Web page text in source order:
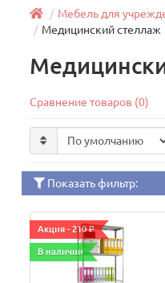
Мебель для
Медицинский стеллаж
Сравнение товаров (0)
Показать фильтр:
Акция - 210 ₽
В наличии